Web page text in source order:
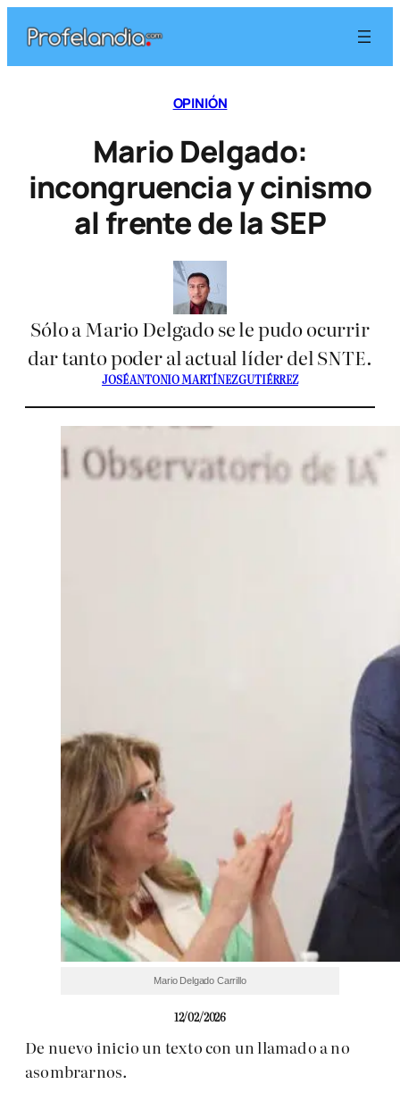
contenido
OPINIÓN
Mario Delgado:
incongruencia y cinismo
al frente de la SEP
Sólo a Mario Delgado se le pudo ocurrir
dar tanto poder al actual líder del SNTE.
JOSÉ ANTONIO MARTÍNEZ GUTIÉRREZ
Mario Delgado Carrillo
12/02/2026
De nuevo inicio un texto con un llamado a no
asombrarnos.